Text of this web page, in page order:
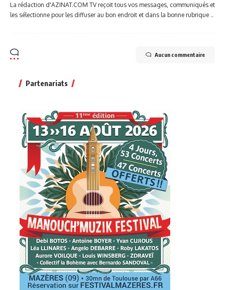
La rédaction d'AZINAT.COM TV reçoit tous vos messages, communiqués et
les sélectionne pour les diffuser au bon endroit et dans la bonne rubrique ..
Aucun commentaire
Partenariats